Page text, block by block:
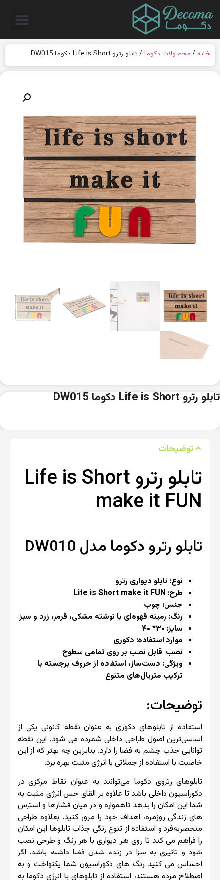
خانه / محصولات دکوما/ تابلو رترو Life is Short دکوما DW015
تابلو رترو Life is Short دکوما DW015
توضیحات
تابلو رترو Life is Short
make it FUN
تابلو رترو دکوما مدل DW010
نوع: تابلو دیواری رترو
طرح: Life is Short make it FUN
جنس: چوب
رنگ: زمینه قهوه‌ای با نوشته مشکی، قرمز، زرد و سبز
سایز: ۳۰* ۴۰
موارد استفاده: دکوری
نصب: قابل نصب بر روی تمامی سطوح
ویژگی: دست‌ساز، استفاده از حروف برجسته با
ترکیب متریال‌های متنوع
توضیحات:
استفاده از تابلوهای دکوری به عنوان نقطه کانونی یکی از
اساسی‌ترین اصول طراحی داخلی شمرده می شود. این نقطه
توانایی جذب چشم به فضا را دارد. بنابراین چه بهتر که از این
خاصیت با استفاده از جملاتی با انرژی مثبت بهره برد.
تابلوهای رتروی دکوما می‌توانند به عنوان نقاط مرکزی در
دکوراسیون داخلی باشد تا علاوه بر القای حس انرژی مثبت به
شما این امکان را بدهد تاهمواره و در میان فشارها و استرس
های زندگی روزمره، اهداف خود را مرور کنید. بعلاوه طراحی
منحصر‌به‌فرد و استفاده از تنوع رنگی جذاب تابلوها این امکان
را فراهم می کند تا روی هر دیواری با هر رنگ و طرحی نصب
شود و تاثیری به سزا در زنده شدن فضا داشته باشد. اگر
احساس می کنید رنگ های دکوراسیون شما یکنواخت و به
اصطلاح مرده هستند، استفاده از تابلوهای با انرژی دکوما به